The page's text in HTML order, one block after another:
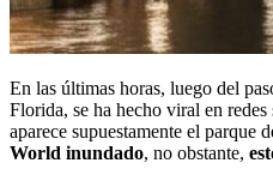
En las últimas horas, luego del
Florida, se ha hecho viral en
aparece supuestamente el parque
World inundado, no obstante,